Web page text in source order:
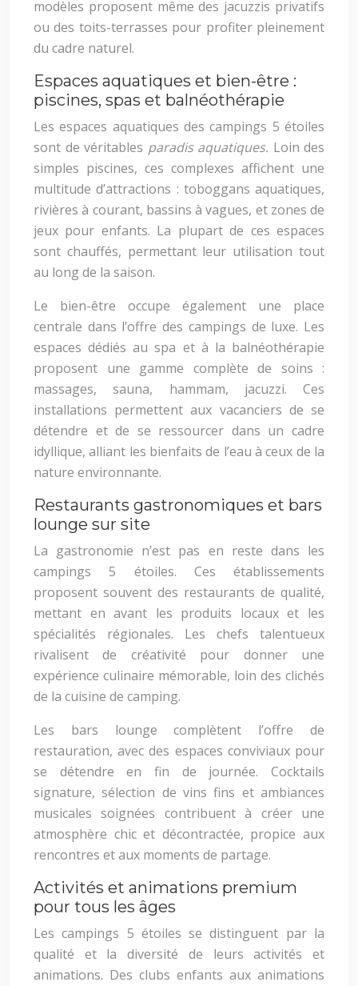
modèles proposent même des jacuzzis privatifs
ou des toits-terrasses pour profiter pleinement
du cadre naturel.
Espaces aquatiques et bien-être :
piscines, spas et balnéothérapie
Les espaces aquatiques des campings 5 étoiles
sont de véritables paradis aquatiques. Loin des
simples piscines, ces complexes affichent une
multitude d’attractions : toboggans aquatiques,
rivières à courant, bassins à vagues, et zones de
jeux pour enfants. La plupart de ces espaces
sont chauffés, permettant leur utilisation tout
au long de la saison.
Le bien-être occupe également une place
centrale dans l’offre des campings de luxe. Les
espaces dédiés au spa et à la balnéothérapie
proposent une gamme complète de soins :
massages, sauna, hammam, jacuzzi. Ces
installations permettent aux vacanciers de se
détendre et de se ressourcer dans un cadre
idyllique, alliant les bienfaits de l’eau à ceux de la
nature environnante.
Restaurants gastronomiques et bars
lounge sur site
La gastronomie n’est pas en reste dans les
campings 5 étoiles. Ces établissements
proposent souvent des restaurants de qualité,
mettant en avant les produits locaux et les
spécialités régionales. Les chefs talentueux
rivalisent de créativité pour donner une
expérience culinaire mémorable, loin des clichés
de la cuisine de camping.
Les bars lounge complètent l’offre de
restauration, avec des espaces conviviaux pour
se détendre en fin de journée. Cocktails
signature, sélection de vins fins et ambiances
musicales soignées contribuent à créer une
atmosphère chic et décontractée, propice aux
rencontres et aux moments de partage.
Activités et animations premium
pour tous les âges
Les campings 5 étoiles se distinguent par la
qualité et la diversité de leurs activités et
animations. Des clubs enfants aux animations